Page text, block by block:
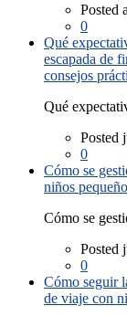
Posted
0
Qué
escapada de
consejos
Qué
Posted
0
Cómo se
niños
Cómo se
Posted
0
Cómo seguir
de viaje con